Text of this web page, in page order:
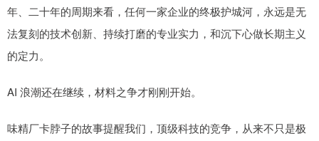
年、二十年的周期来看，任何一家企业的终极护城河，永远是无
法复刻的技术创新、持续打磨的专业实力，和沉下心做长期主义
的定力。
AI 浪潮还在继续，材料之争才刚刚开始。
味精厂卡脖子的故事提醒我们，顶级科技的竞争，从来不只是极